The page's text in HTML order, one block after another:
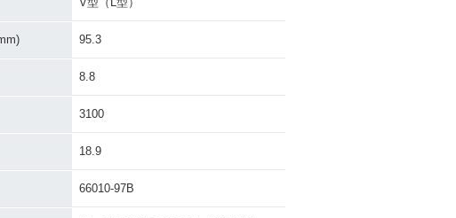
95.3
8.8
3100
18.9
66010-97B